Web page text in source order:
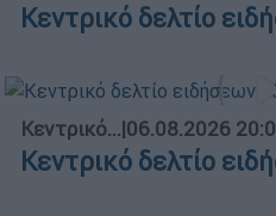
Κεντρικό δελτίο
Κεντρικό...|06.08.2026
Κεντρικό δελτίο